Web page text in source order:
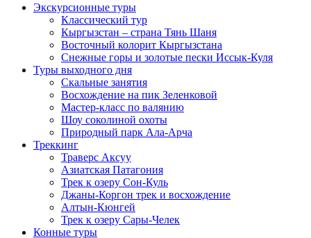
Экскурсионные туры
Классический тур
Кыргызстан – страна Тянь Шаня
Восточный колорит Кыргызстана
Снежные горы и золотые пески Иссык-Куля
Туры выходного дня
Скальные занятия
Восхождение на пик Зеленковой
Мастер-класс по валянию
Шоу соколиной охоты
Природный парк Ала-Арча
Треккинг
Траверс Аксуу
Азиатская Патагония
Трек к озеру Сон-Куль
Джаны-Коргон трек и восхождение
Алтын-Кюнгей
Трек к озеру Сары-Челек
Конные туры